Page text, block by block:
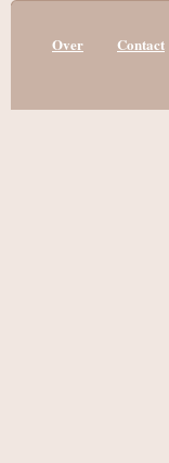
Over Contact